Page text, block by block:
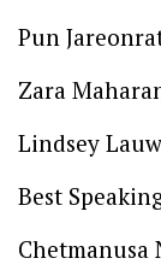
Pun
Zara
Lindsey Lauw
Best
Chetmanusa